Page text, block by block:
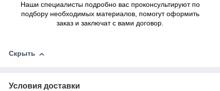
Наши специалисты подробно вас проконсультируют по
подбору необходимых материалов, помогут оформить
заказ и заключат с вами договор.
Скрыть
Условия доставки